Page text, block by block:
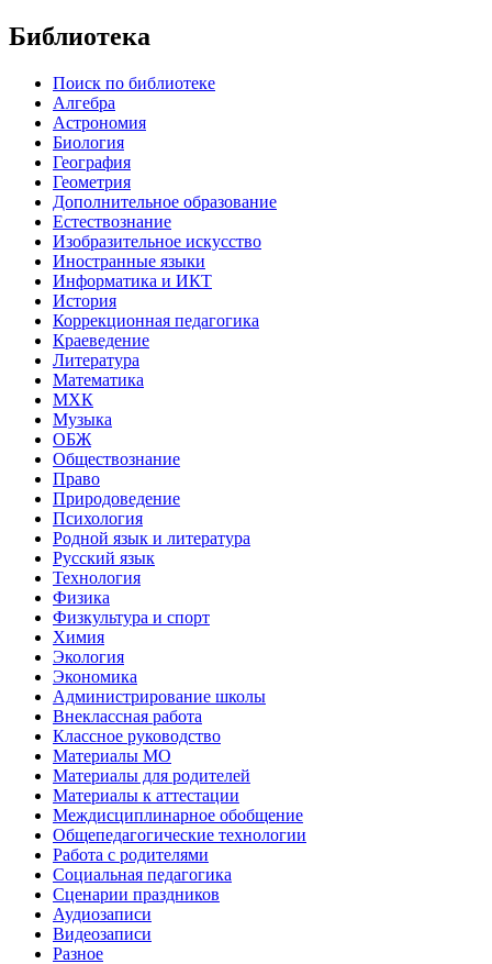
Библиотека
Поиск по библиотеке
Алгебра
Астрономия
Биология
География
Геометрия
Дополнительное образование
Естествознание
Изобразительное искусство
Иностранные языки
Информатика и ИКТ
История
Коррекционная педагогика
Краеведение
Литература
Математика
МХК
Музыка
ОБЖ
Обществознание
Право
Природоведение
Психология
Родной язык и литература
Русский язык
Технология
Физика
Физкультура и спорт
Химия
Экология
Экономика
Администрирование школы
Внеклассная работа
Классное руководство
Материалы МО
Материалы для родителей
Материалы к аттестации
Междисциплинарное обобщение
Общепедагогические технологии
Работа с родителями
Социальная педагогика
Сценарии праздников
Аудиозаписи
Видеозаписи
Разное